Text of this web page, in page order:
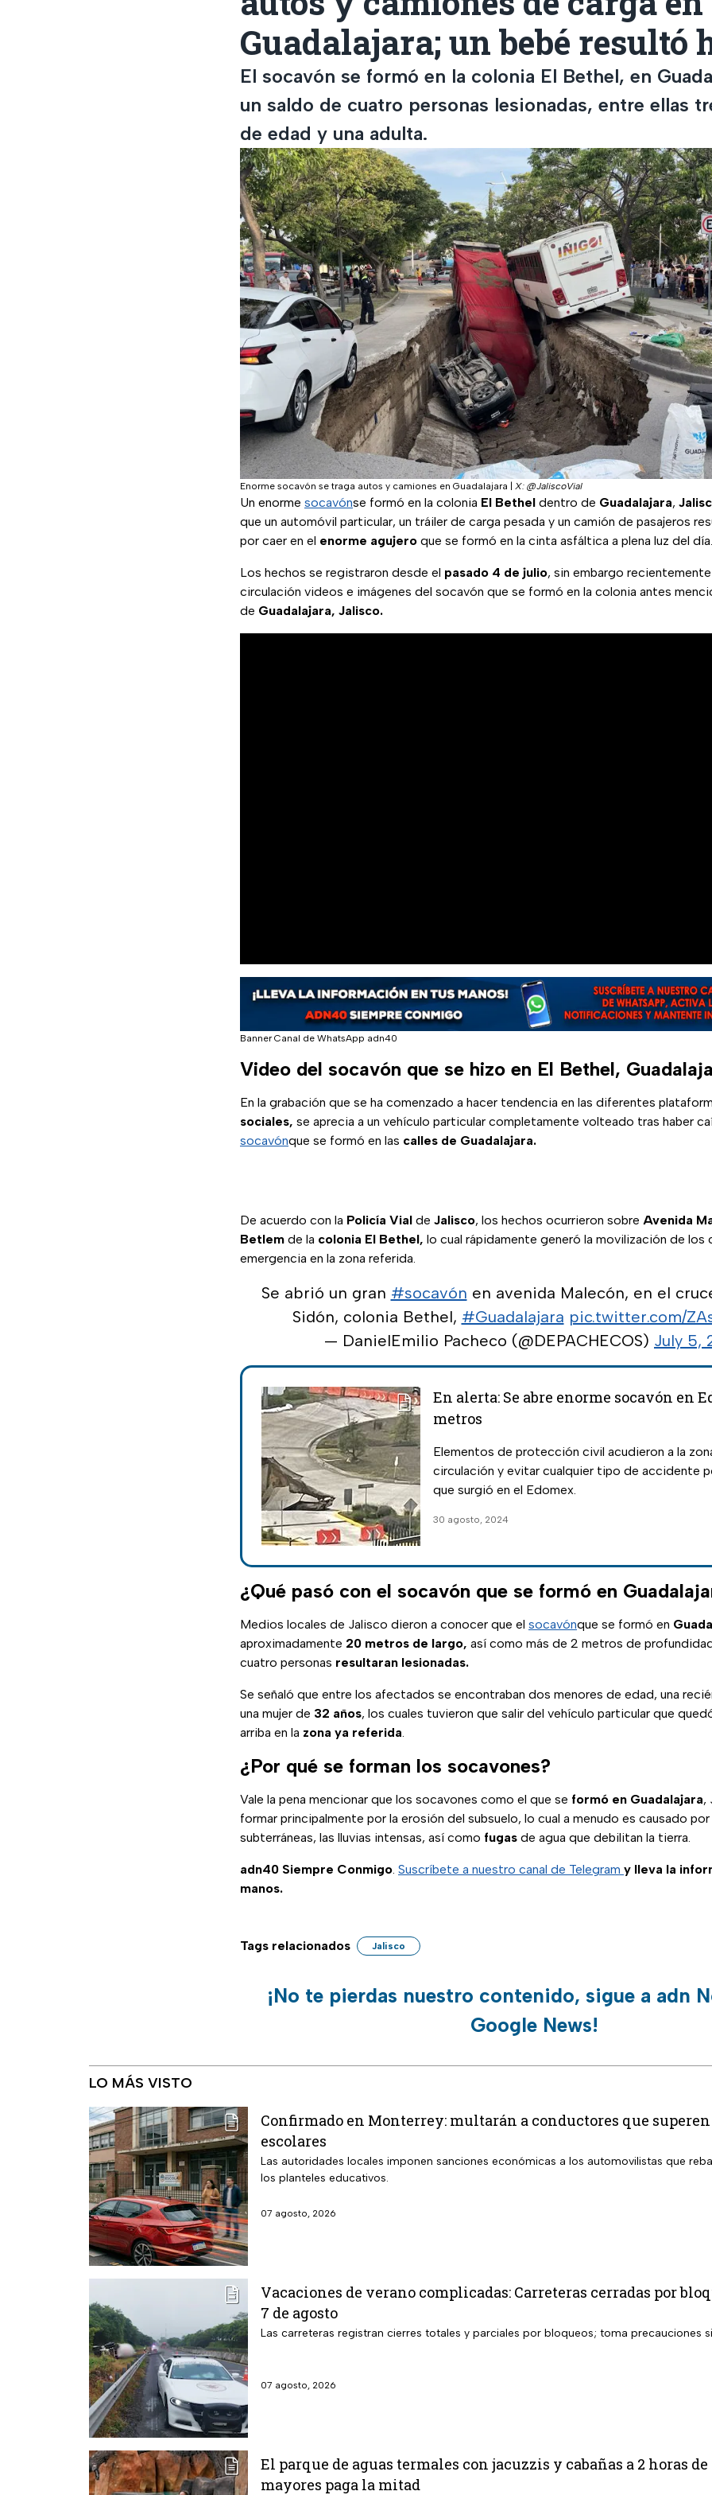
Guadalajara; un bebé resultó
El socavón se formó en la colonia El Bethel, en
un saldo de cuatro personas lesionadas, entre ellas
de edad y una adulta.
Enorme socavón se traga autos y camiones en Guadalajara X: @JaliscoVial
Un enorme socavónse formó en la colonia El Bethel dentro de Guadalajara,
que un automóvil particular, un tráiler de carga pesada y un camión de pasajeros
por caer en el enorme agujero que se formó en la cinta asfáltica a plena luz del día.
Los hechos se registraron desde el pasado 4 de julio, sin embargo
circulación videos e imágenes del socavón que se formó en la colonia antes
de Guadalajara, Jalisco.
Banner Canal de WhatsApp adn40
Video del socavón que se hizo en El Bethel,
En la grabación que se ha comenzado a hacer tendencia en las diferentes
sociales, se aprecia a un vehículo particular completamente volteado tras haber
socavónque se formó en las calles de Guadalajara.
De acuerdo con la Policía Vial de Jalisco, los hechos ocurrieron sobre Avenida
Betlem de la colonia El Bethel, lo cual rápidamente generó la movilización de los
emergencia en la zona referida.
Se abrió un gran #socavón en avenida Malecón, en el
Sidón, colonia Bethel, #Guadalajara pic.twitter.com/
— DanielEmilio Pacheco (@DEPACHECOS) July 5,
En alerta: Se abre enorme socavón en
metros
Elementos de protección civil acudieron a la
circulación y evitar cualquier tipo de accidente
que surgió en el Edomex.
30 agosto, 2024
¿Qué pasó con el socavón que se formó en
Medios locales de Jalisco dieron a conocer que el socavónque se formó en
aproximadamente 20 metros de largo, así como más de 2 metros de
cuatro personas resultaran lesionadas.
Se señaló que entre los afectados se encontraban dos menores de edad, una
una mujer de 32 años, los cuales tuvieron que salir del vehículo particular que
arriba en la zona ya referida.
¿Por qué se forman los socavones?
Vale la pena mencionar que los socavones como el que se formó en Guadalajara,
formar principalmente por la erosión del subsuelo, lo cual a menudo es causado
subterráneas, las lluvias intensas, así como fugas de agua que debilitan la tierra.
adn40 Siempre Conmigo. Suscríbete a nuestro canal de Telegram y lleva la
manos.
Tags relacionados Jalisco
¡No te pierdas nuestro contenido, sigue a adn
Google News!
LO MÁS VISTO
Confirmado en Monterrey: multarán a conductores que
escolares
Las autoridades locales imponen sanciones económicas a los automovilistas que
los planteles educativos.
07 agosto, 2026
Vacaciones de verano complicadas: Carreteras cerradas por
7 de agosto
Las carreteras registran cierres totales y parciales por bloqueos; toma precauciones
07 agosto, 2026
El parque de aguas termales con jacuzzis y cabañas a 2 horas
mayores paga la mitad